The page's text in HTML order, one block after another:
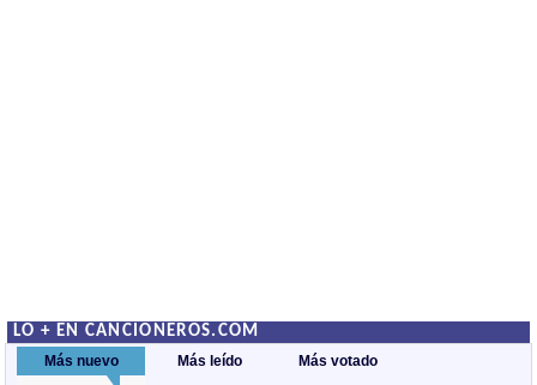
LO + EN CANCIONEROS.COM
Más nuevo Más leído Más votado